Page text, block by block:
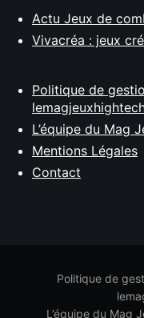
Actu Jeux de
Vivacréa : jeux
Politique de
L’équipe du Mag
Mentions Légales
Contact
Politique de
L’équipe du Mag